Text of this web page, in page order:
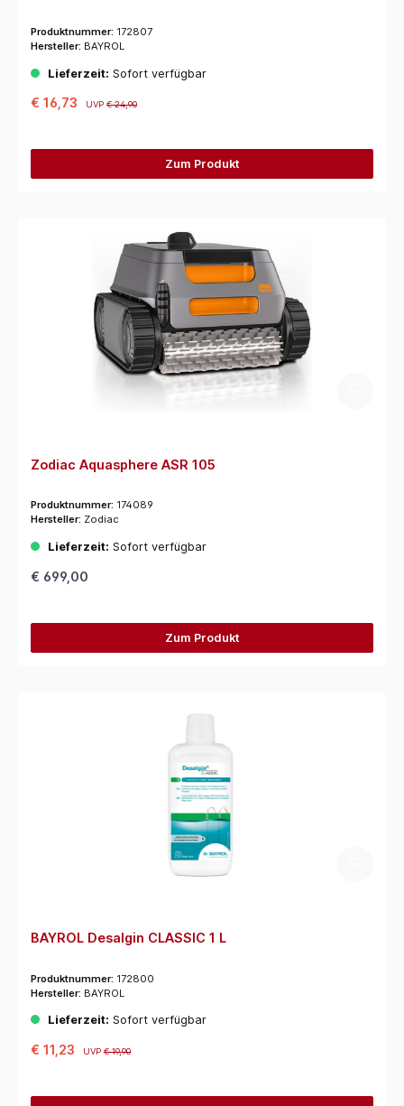
Produktnummer: 172807
Hersteller: BAYROL
Lieferzeit: Sofort verfügbar
€ 16,73 UVP€ 24,90
Zum Produkt
Zodiac Aquasphere ASR 105
Produktnummer: 174089
Hersteller: Zodiac
Lieferzeit: Sofort verfügbar
€ 699,00
Zum Produkt
BAYROL Desalgin CLASSIC 1 L
Produktnummer: 172800
Hersteller: BAYROL
Lieferzeit: Sofort verfügbar
€ 11,23 UVP€ 19,90